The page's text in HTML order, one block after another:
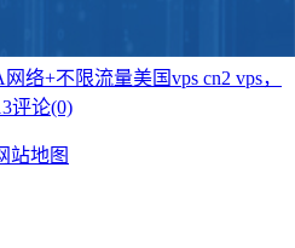
络+不限流量美国vps cn2 vps，
评论(0)
站地图